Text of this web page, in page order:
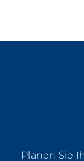
Planen Sie